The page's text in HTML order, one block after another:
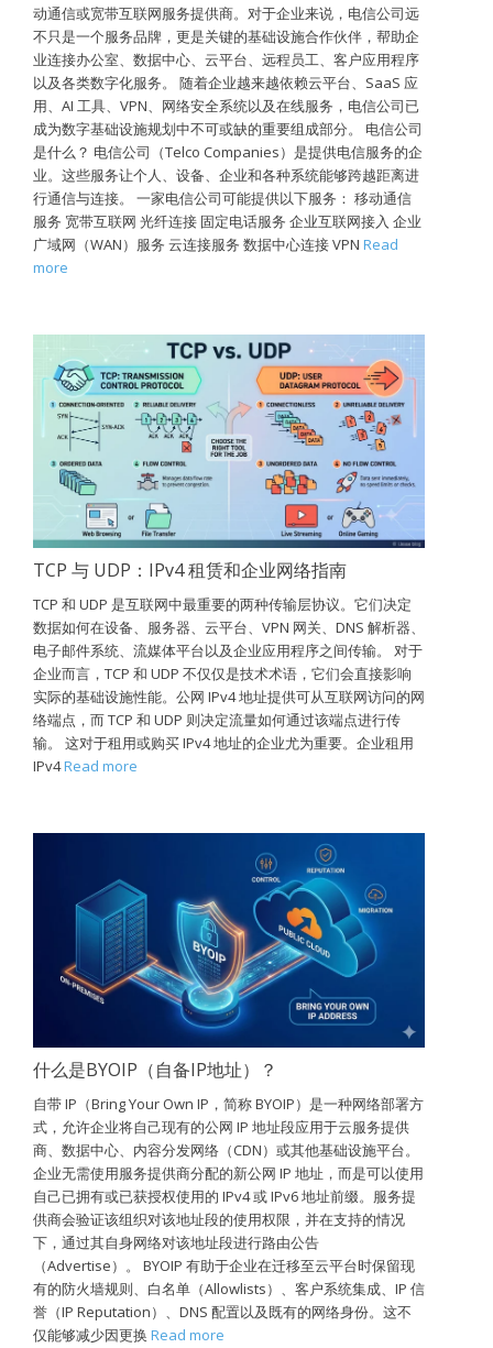
动通信或宽带互联网服务提供商。对于企业来说，电信公司远
不只是一个服务品牌，更是关键的基础设施合作伙伴，帮助企
业连接办公室、数据中心、云平台、远程员工、客户应用程序
以及各类数字化服务。 随着企业越来越依赖云平台、SaaS 应
用、AI 工具、VPN、网络安全系统以及在线服务，电信公司已
成为数字基础设施规划中不可或缺的重要组成部分。 电信公司
是什么？ 电信公司（Telco Companies）是提供电信服务的企
业。这些服务让个人、设备、企业和各种系统能够跨越距离进
行通信与连接。 一家电信公司可能提供以下服务： 移动通信
服务 宽带互联网 光纤连接 固定电话服务 企业互联网接入 企业
广域网（WAN）服务 云连接服务 数据中心连接 VPN Read
more
TCP 与 UDP：IPv4 租赁和企业网络指南
TCP 和 UDP 是互联网中最重要的两种传输层协议。它们决定
数据如何在设备、服务器、云平台、VPN 网关、DNS 解析器、
电子邮件系统、流媒体平台以及企业应用程序之间传输。 对于
企业而言，TCP 和 UDP 不仅仅是技术术语，它们会直接影响
实际的基础设施性能。公网 IPv4 地址提供可从互联网访问的网
络端点，而 TCP 和 UDP 则决定流量如何通过该端点进行传
输。 这对于租用或购买 IPv4 地址的企业尤为重要。企业租用
IPv4Read more
什么是BYOIP（自备IP地址）？
自带 IP（Bring Your Own IP，简称 BYOIP）是一种网络部署方
式，允许企业将自己现有的公网 IP 地址段应用于云服务提供
商、数据中心、内容分发网络（CDN）或其他基础设施平台。
企业无需使用服务提供商分配的新公网 IP 地址，而是可以使用
自己已拥有或已获授权使用的 IPv4 或 IPv6 地址前缀。服务提
供商会验证该组织对该地址段的使用权限，并在支持的情况
下，通过其自身网络对该地址段进行路由公告
（Advertise）。 BYOIP 有助于企业在迁移至云平台时保留现
有的防火墙规则、白名单（Allowlists）、客户系统集成、IP 信
誉（IP Reputation）、DNS 配置以及既有的网络身份。这不
仅能够减少因更换 Read more